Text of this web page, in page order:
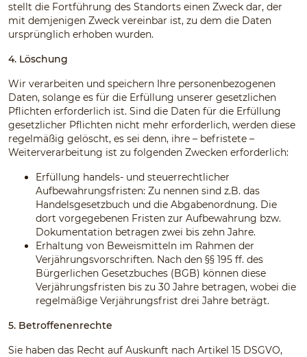
stellt die Fortführung des Standorts einen Zweck dar, der
mit demjenigen Zweck vereinbar ist, zu dem die Daten
ursprünglich erhoben wurden.
4. Löschung
Wir verarbeiten und speichern Ihre personenbezogenen
Daten, solange es für die Erfüllung unserer gesetzlichen
Pflichten erforderlich ist. Sind die Daten für die Erfüllung
gesetzlicher Pflichten nicht mehr erforderlich, werden diese
regelmäßig gelöscht, es sei denn, ihre – befristete –
Weiterverarbeitung ist zu folgenden Zwecken erforderlich:
Erfüllung handels- und steuerrechtlicher
Aufbewahrungsfristen: Zu nennen sind z.B. das
Handelsgesetzbuch und die Abgabenordnung. Die
dort vorgegebenen Fristen zur Aufbewahrung bzw.
Dokumentation betragen zwei bis zehn Jahre.
Erhaltung von Beweismitteln im Rahmen der
Verjährungsvorschriften. Nach den §§ 195 ff. des
Bürgerlichen Gesetzbuches (BGB) können diese
Verjährungsfristen bis zu 30 Jahre betragen, wobei die
regelmäßige Verjährungsfrist drei Jahre beträgt.
5. Betroffenenrechte
Sie haben das Recht auf Auskunft nach Artikel 15 DSGVO,